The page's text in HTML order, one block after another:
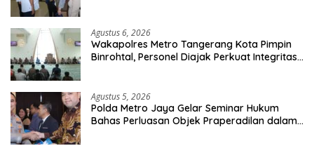
Agustus 6, 2026
Wakapolres Metro Tangerang Kota Pimpin
Binrohtal, Personel Diajak Perkuat Integritas
Agustus 5, 2026
Polda Metro Jaya Gelar Seminar Hukum
Bahas Perluasan Objek Praperadilan dalam